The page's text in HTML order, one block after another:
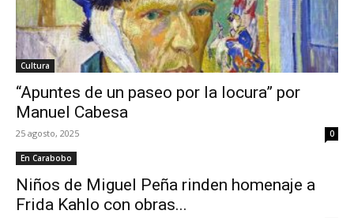
Cultura
“Apuntes de un paseo por la locura” por
Manuel Cabesa
25 agosto, 2025 0
En Carabobo
Niños de Miguel Peña rinden homenaje a
Frida Kahlo con obras...